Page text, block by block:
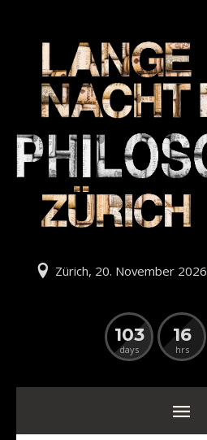
Zürich, 20. November 2026
103
days
16
hrs